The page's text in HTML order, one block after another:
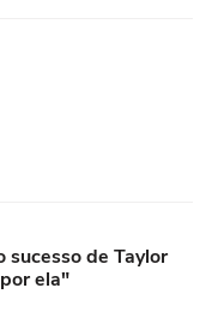
sucesso de Taylor
ela"